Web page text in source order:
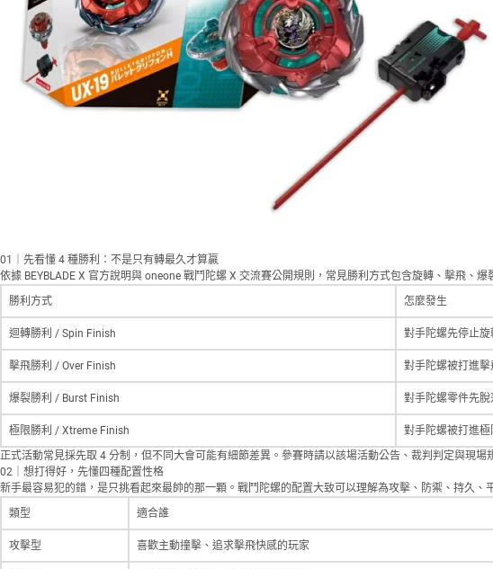
01｜先看懂 4 種勝利：不是只有轉最久才算贏
依據 BEYBLADE X 官方說明與 oneone 戰鬥陀螺 X 交流賽公開規則，常見勝利方式包含旋轉、擊飛、
勝利方式
怎麼發生
迴轉勝利 / Spin Finish 對手陀螺先停止旋
擊飛勝利 / Over Finish 對手陀螺被打進
爆裂勝利 / Burst Finish 對手陀螺零件先脫
極限勝利 / Xtreme Finish 對手陀螺被打進
正式活動常見採先取 4 分制，但不同大會可能有細節差異。參賽時請以該場活動公告、裁判判定與現場
02｜想打得好，先懂四種配置性格
新手最容易犯的錯，是只挑看起來最帥的那一顆。戰鬥陀螺的配置大致可以理解為攻擊、防禦、持久
類型
適合誰
攻擊型 喜歡主動撞擊、追求擊飛快感的玩家